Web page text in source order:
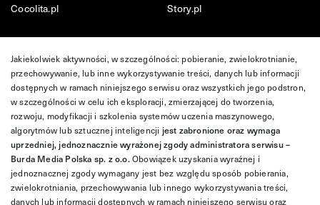
Cocolita.pl
Story.pl
Jakiekolwiek aktywności, w szczególności: pobieranie, zwielokrotnianie,
przechowywanie, lub inne wykorzystywanie treści, danych lub informacji
dostępnych w ramach niniejszego serwisu oraz wszystkich jego podstron,
w szczególności w celu ich eksploracji, zmierzającej do tworzenia,
rozwoju, modyfikacji i szkolenia systemów uczenia maszynowego,
algorytmów lub sztucznej inteligencji jest zabronione oraz wymaga
uprzedniej, jednoznacznie wyrażonej zgody administratora serwisu –
Burda Media Polska sp. z o.o.Obowiązek uzyskania wyraźnej i
jednoznacznej zgody wymagany jest bez względu sposób pobierania,
zwielokrotniania, przechowywania lub innego wykorzystywania treści,
danych lub informacji dostępnych w ramach niniejszego serwisu oraz